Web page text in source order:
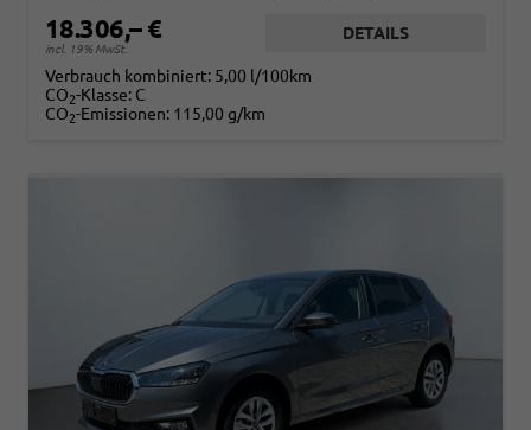
18.306,– €
incl. 19% MwSt.
DETAILS
Verbrauch kombiniert: 5,00 l/100km
CO2-Klasse: C
CO2-Emissionen: 115,00 g/km